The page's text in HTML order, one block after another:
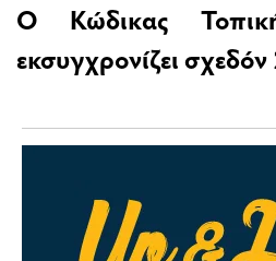
Ο Κώδικας
εκσυγχρονίζει